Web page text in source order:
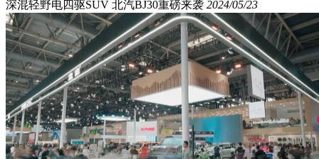
深混轻野电四驱SUV 北汽BJ30重磅来袭 2024/05/23